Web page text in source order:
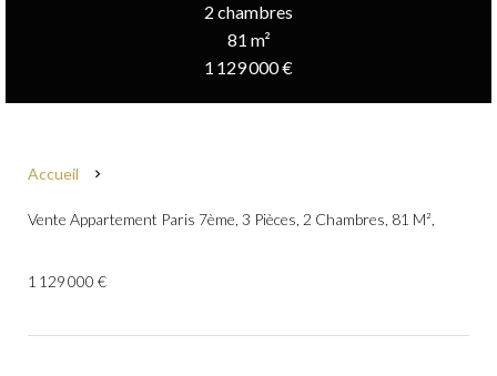
2 chambres
81 m²
1 129 000 €
Accueil
Vente Appartement Paris 7ème, 3 Pièces, 2 Chambres, 81 M²,
1 129 000 €